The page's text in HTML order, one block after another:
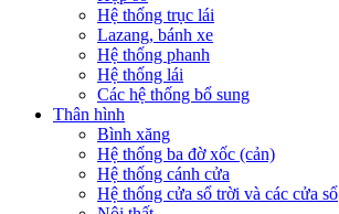
Hệ thống trục lái
Lazang, bánh xe
Hệ thống phanh
Hệ thống lái
Các hệ thống bổ sung
Thân hình
Bình xăng
Hệ thống ba đờ xốc (cản)
Hệ thống cánh cửa
Hệ thống cửa sổ trời và các cửa sổ